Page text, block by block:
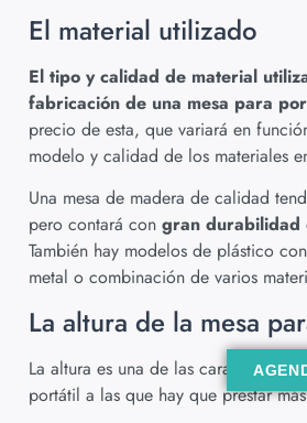
El material utilizado
El tipo y calidad de material
fabricación de una mesa para
precio de esta, que variará en
modelo y calidad de los materiales
Una mesa de madera de calidad
pero contará con gran durabilidad
También hay modelos de plástico
metal o combinación de varios
La altura de la mesa
La altura es una de las
portátil a las que hay que prestar